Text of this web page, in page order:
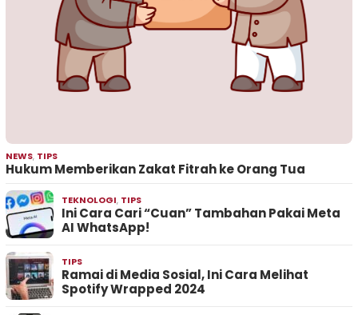
NEWS, TIPS
Hukum Memberikan Zakat Fitrah ke Orang Tua
TEKNOLOGI, TIPS
Ini Cara Cari “Cuan” Tambahan Pakai Meta
AI WhatsApp!
TIPS
Ramai di Media Sosial, Ini Cara Melihat
Spotify Wrapped 2024